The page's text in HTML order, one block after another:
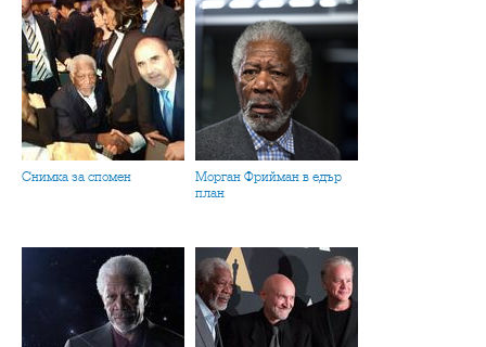
Снимка за спомен
Морган Фрийман в едър
план